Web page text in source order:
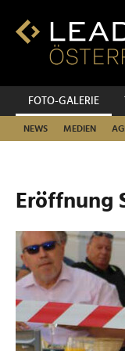
Inhalt
Fußzeilen-
Hauptnavigation
FOTO-GALERIE
NEWS MEDIEN
Eröffnung